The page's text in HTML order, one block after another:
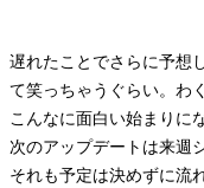
遅れたことでさらに予想
て笑っちゃうぐらい。わ
こんなに面白い始まりに
次のアップデートは来週
それも予定は決めずに流